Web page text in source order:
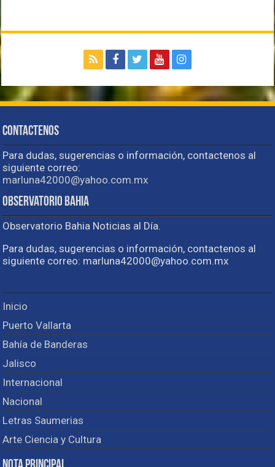
Contactenos
Para dudas, sugerencias o información, contactenos al
siguiente correo:
marluna42000@yahoo.com.mx
Observatorio Bahia
Observatorio Bahia Noticias al Día.
Para dudas, sugerencias o información, contactenos al
siguiente correo: marluna42000@yahoo.com.mx
Inicio
Puerto Vallarta
Bahía de Banderas
Jalisco
Internacional
Nacional
Letras Saumerias
Arte Ciencia y Cultura